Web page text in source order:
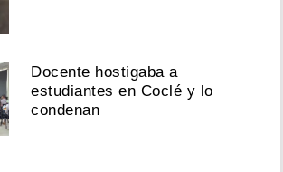
Docente hostigaba a
estudiantes en Coclé y lo
condenan